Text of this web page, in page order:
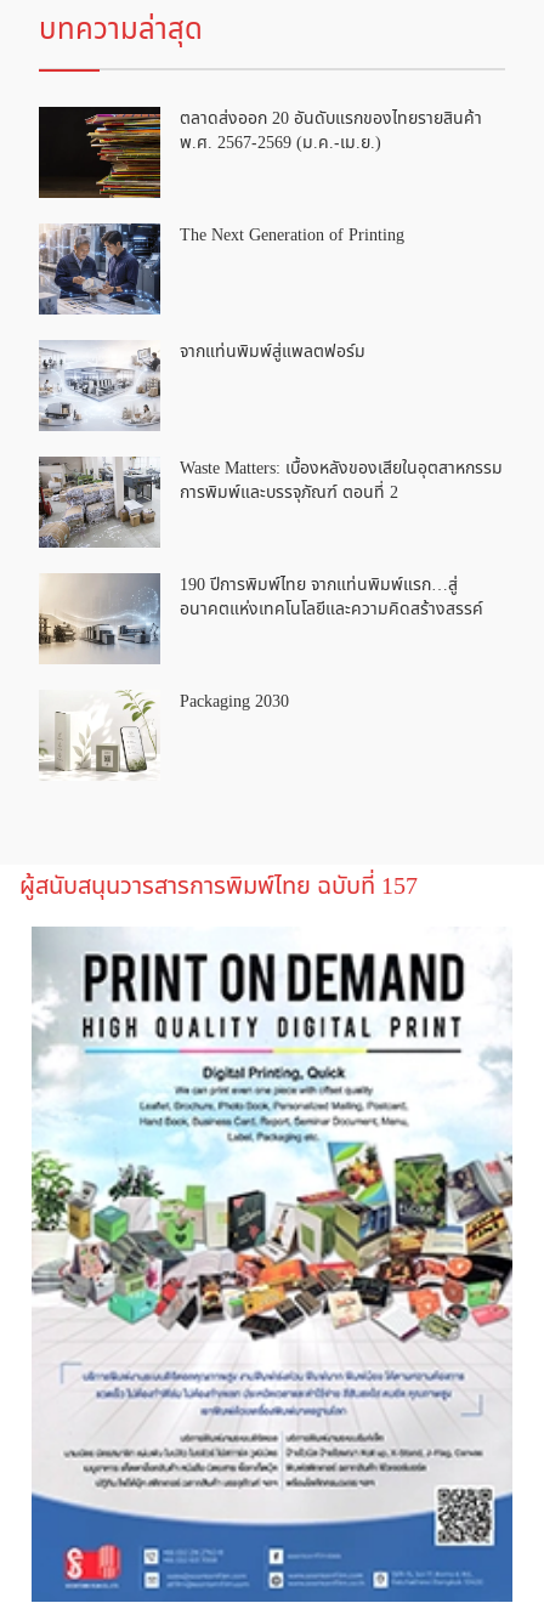
บทความล่าสุด
ตลาดส่งออก 20 อันดับแรกของไทยรายสินค้า
พ.ศ. 2567-2569 (ม.ค.-เม.ย.)
The Next Generation of Printing
จากแท่นพิมพ์สู่แพลตฟอร์ม
Waste Matters: เบื้องหลังของเสียในอุตสาหกรรม
การพิมพ์และบรรจุภัณฑ์ ตอนที่ 2
190 ปีการพิมพ์ไทย จากแท่นพิมพ์แรก…สู่
อนาคตแห่งเทคโนโลยีและความคิดสร้างสรรค์
Packaging 2030
ผู้สนับสนุนวารสารการพิมพ์ไทย ฉบับที่ 157